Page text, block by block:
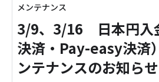
メンテナンス
3/9、3/16 日本円入
決済・Pay-easy決済
ンテナンスのお知らせ